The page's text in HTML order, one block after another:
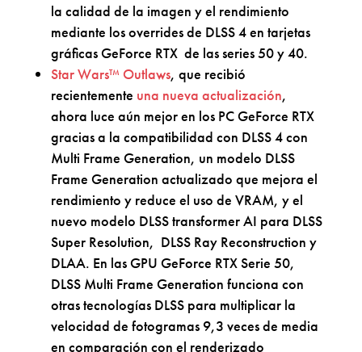
la calidad de la imagen y el rendimiento
mediante los overrides de DLSS 4 en tarjetas
gráficas GeForce RTX de las series 50 y 40.
Star Wars™ Outlaws, que recibió
recientemente una nueva actualización,
ahora luce aún mejor en los PC GeForce RTX
gracias a la compatibilidad con DLSS 4 con
Multi Frame Generation, un modelo DLSS
Frame Generation actualizado que mejora el
rendimiento y reduce el uso de VRAM, y el
nuevo modelo DLSS transformer AI para DLSS
Super Resolution, DLSS Ray Reconstruction y
DLAA. En las GPU GeForce RTX Serie 50,
DLSS Multi Frame Generation funciona con
otras tecnologías DLSS para multiplicar la
velocidad de fotogramas 9,3 veces de media
en comparación con el renderizado